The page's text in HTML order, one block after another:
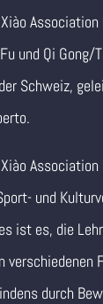
und Qi Gong/
Schweiz,
und
ist es, die
verschiedenen
durch